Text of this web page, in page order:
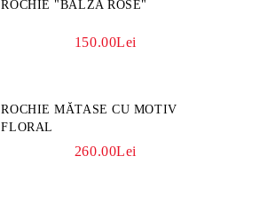
ROCHIE "BALZA ROSE"
150.00Lei
ROCHIE MĂTASE CU MOTIV
FLORAL
260.00Lei